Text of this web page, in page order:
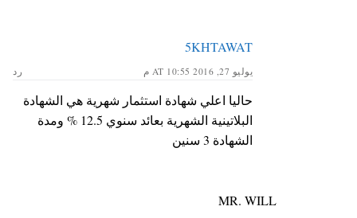
5KHTAWAT
يوليو 27, 2016 AT 10:55 م رد
حاليا اعلي شهادة استثمار شهرية هي الشهادة
البلاتينية الشهرية بعائد سنوي 12.5 % ومدة
الشهادة 3 سنين
MR. WILL